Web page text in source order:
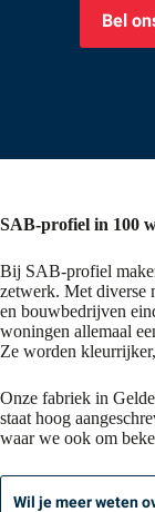
Bel
SAB-profiel in 100
Bij SAB-profiel
zetwerk. Met diverse
en bouwbedrijven
woningen allemaal
Ze worden
Onze fabriek in
staat hoog
waar we ook om
Wil je meer weten